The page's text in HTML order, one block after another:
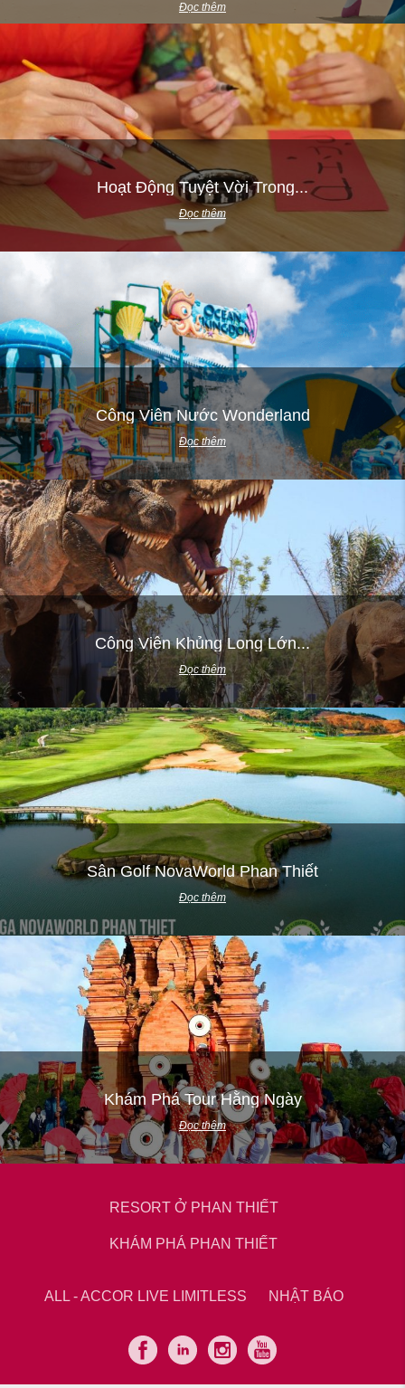
Đọc thêm
Hoạt Động Tuyệt Vời Trong...
Đọc thêm
Công Viên Nước Wonderland
Đọc thêm
Công Viên Khủng Long Lớn...
Đọc thêm
Sân Golf NovaWorld Phan Thiết
Đọc thêm
Khám Phá Tour Hằng Ngày
Đọc thêm
RESORT Ở PHAN THIẾT
KHÁM PHÁ PHAN THIẾT
ALL - ACCOR LIVE LIMITLESS NHẬT BÁO